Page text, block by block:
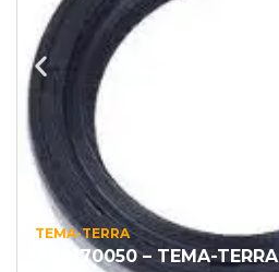
TEMA-TERRA
Z98170050 – TEMA-